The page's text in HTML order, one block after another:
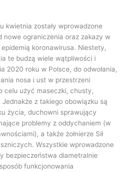
kwietnia zostały wprowadzone
nowe ograniczenia oraz zakazy w
epidemią koronawirusa. Niestety,
te budzą wiele wątpliwości i
2020 roku w Polsce, do odwołania,
nosa i ust w przestrzeni
celu użyć maseczki, chusty,
z takiego obowiązku są
życia, duchowni sprawujący
problemy z oddychaniem (w
a także żołnierze Sił
Wszystkie wprowadzone
bezpieczeństwa diametralnie
funkcjonowania